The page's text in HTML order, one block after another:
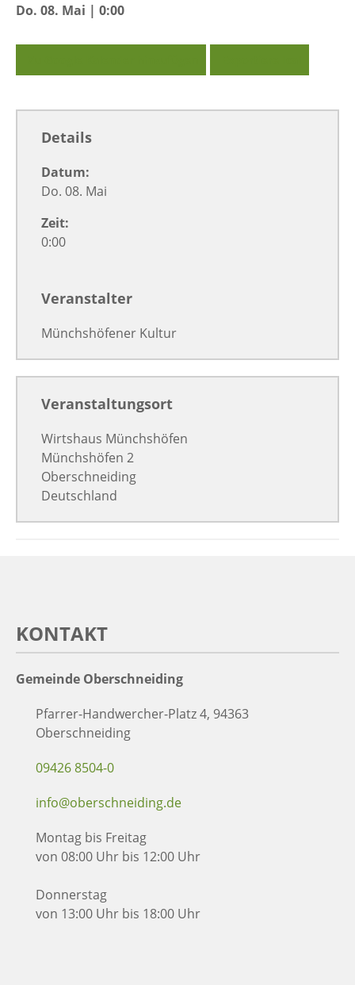
Do. 08. Mai | 0:00
Details
Datum:
Do. 08. Mai
Zeit:
0:00
Veranstalter
Münchshöfener Kultur
Veranstaltungsort
Wirtshaus Münchshöfen
Münchshöfen 2
Oberschneiding
Deutschland
KONTAKT
Gemeinde Oberschneiding
Pfarrer-Handwercher-Platz 4, 94363
Oberschneiding
09426 8504-0
info@oberschneiding.de
Montag bis Freitag
von 08:00 Uhr bis 12:00 Uhr
Donnerstag
von 13:00 Uhr bis 18:00 Uhr